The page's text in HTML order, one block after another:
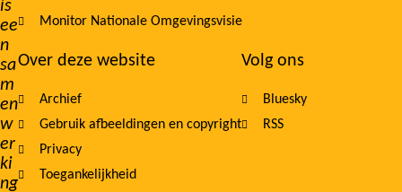
is
ee
n
sa
m
en
w
er
ki
ng
Monitor Nationale Omgevingsvisie
Over deze website
Archief
Gebruik afbeeldingen en copyright
Privacy
Toegankelijkheid
Volg ons
Bluesky
RSS